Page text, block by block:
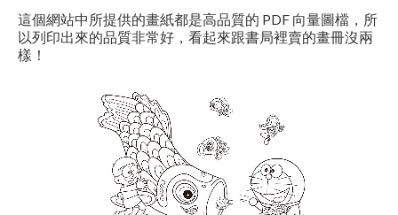
這個網站中所提供的畫紙都是高品質的 PDF 向量圖檔，所
以列印出來的品質非常好，看起來跟書局裡賣的畫冊沒兩
樣！